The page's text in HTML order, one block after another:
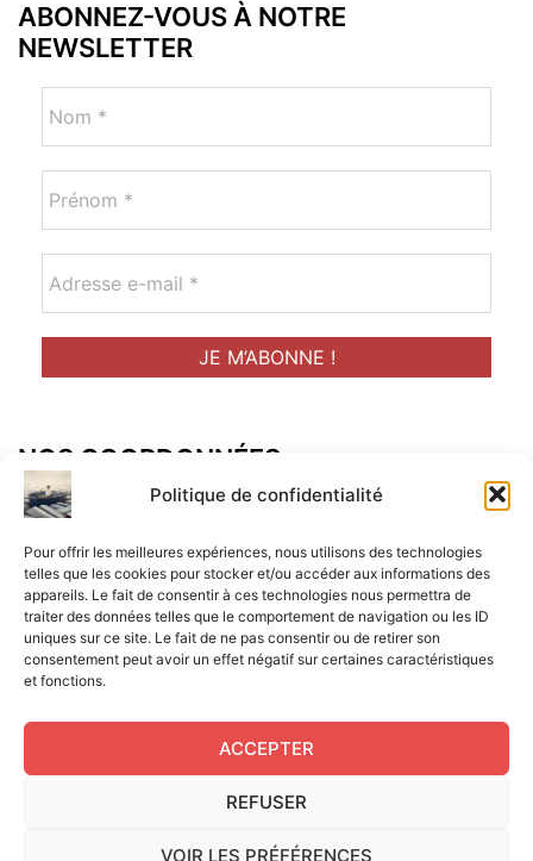
Politique de confidentialité
Pour offrir les meilleures expériences, nous utilisons des technologies
telles que les cookies pour stocker et/ou accéder aux informations des
appareils. Le fait de consentir à ces technologies nous permettra de
traiter des données telles que le comportement de navigation ou les ID
uniques sur ce site. Le fait de ne pas consentir ou de retirer son
consentement peut avoir un effet négatif sur certaines caractéristiques
et fonctions.
ACCEPTER
REFUSER
VOIR LES PRÉFÉRENCES
ABONNEZ-VOUS À NOTRE
NEWSLETTER
NOS COORDONNÉES
Adresse postal :
ALCF
34 Rue René Brunen
33950 LEGE CAP-FERRET
Mail :
contact@aperitif-litteraire-cap-ferret.fr
Edité par L'Apéritif Littéraire du Cap-Ferret © 2024